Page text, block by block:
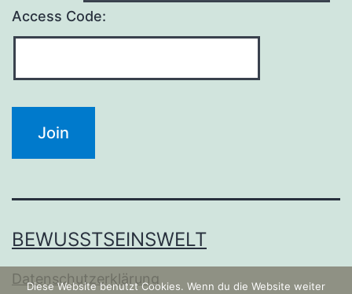
Access Code:
BEWUSSTSEINSWELT
Datenschutzerklärung
Diese Website benutzt Cookies. Wenn du die Website weiter